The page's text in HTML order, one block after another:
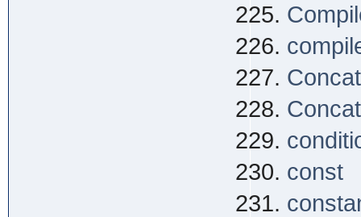
Concat
const